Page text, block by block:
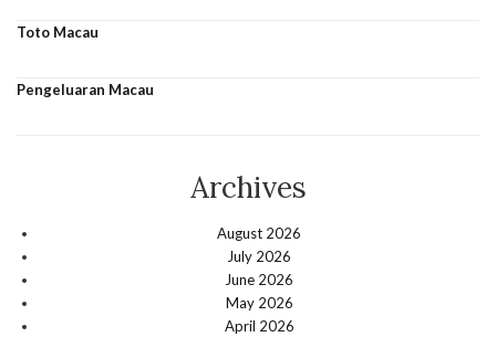
Toto Macau
Pengeluaran Macau
Archives
August 2026
July 2026
June 2026
May 2026
April 2026